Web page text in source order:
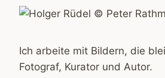
Ich arbeite mit Bildern, die
Fotograf, Kurator und Autor.